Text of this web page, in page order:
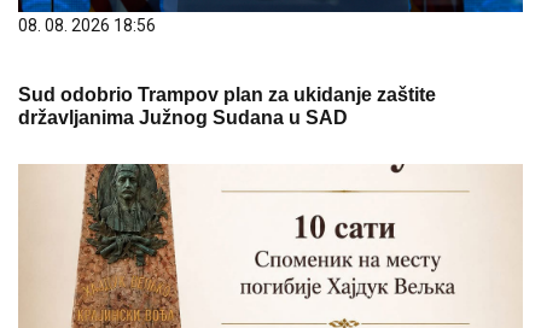
08. 08. 2026 18:56
Sud odobrio Trampov plan za ukidanje zaštite
državljanima Južnog Sudana u SAD